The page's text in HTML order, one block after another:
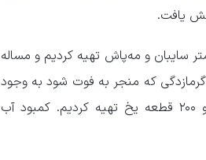
خاطرنشان کرد: با مدیریت جهادی و انقلابی بیش از ۴۵۰۰ متر سایبان و مه‌پاش تهیه کردیم و مساله
گرمازدگی که منجر به فوت شود به وجود
نیامد. بیش از ۱۵۰ میلیون بطری آب معدنی و بیش‌ از ۱ میلیون و ۲۰۰ قطعه یخ تهیه کردیم. کمبود آب